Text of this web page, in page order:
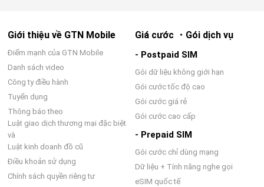
Giới thiệu về GTN Mobile
Điểm mạnh của GTN Mobile
Danh sách video
Công ty điều hành
Tuyển dụng
Thông báo theo
Luật giao dịch thương mại đặc biệt
và
Luật kinh doanh đồ cũ
Điều khoản sử dụng
Chính sách quyền riêng tư
Giá cước ・Gói dịch vụ
- Postpaid SIM
Gói dữ liệu không giới hạn
Gói cước tốc độ cao
Gói cước giá rẻ
Gói cước cao cấp
- Prepaid SIM
Gói cước chỉ dùng mạng
Dữ liệu + Tính năng nghe gọi
eSIM quốc tế